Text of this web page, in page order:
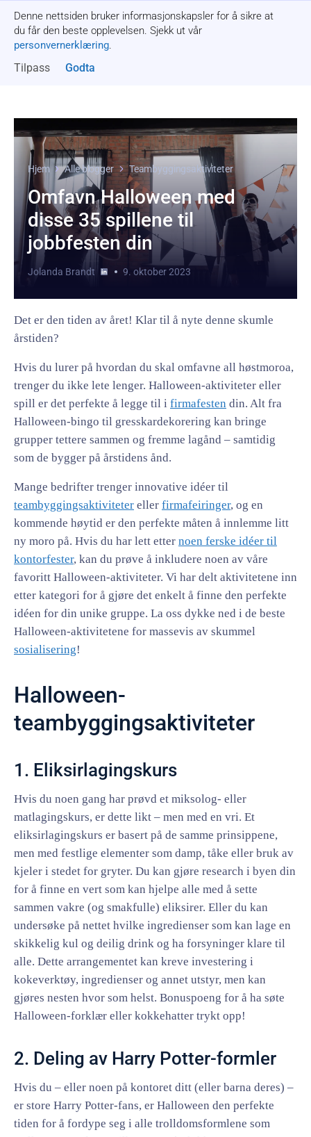
Denne nettsiden bruker informasjonskapsler for å sikre at
du får den beste opplevelsen. Sjekk ut vår
personvernerklæring.
Tilpass Godta
Få et tilbud
Hjem Alle blogger Teambyggingsaktiviteter
Omfavn Halloween med
disse 35 spillene til
jobbfesten din
Jolanda Brandt 9. oktober 2023
Det er den tiden av året! Klar til å nyte denne skumle
årstiden?
Hvis du lurer på hvordan du skal omfavne all høstmoroa,
trenger du ikke lete lenger. Halloween-aktiviteter eller
spill er det perfekte å legge til i firmafesten din. Alt fra
Halloween-bingo til gresskardekorering kan bringe
grupper tettere sammen og fremme lagånd – samtidig
som de bygger på årstidens ånd.
Mange bedrifter trenger innovative idéer til
teambyggingsaktiviteter eller firmafeiringer, og en
kommende høytid er den perfekte måten å innlemme litt
ny moro på. Hvis du har lett etter noen ferske idéer til
kontorfester, kan du prøve å inkludere noen av våre
favoritt Halloween-aktiviteter. Vi har delt aktivitetene inn
etter kategori for å gjøre det enkelt å finne den perfekte
idéen for din unike gruppe. La oss dykke ned i de beste
Halloween-aktivitetene for massevis av skummel
sosialisering!
Halloween-
teambyggingsaktiviteter
1. Eliksirlagingskurs
Hvis du noen gang har prøvd et miksolog- eller
matlagingskurs, er dette likt – men med en vri. Et
eliksirlagingskurs er basert på de samme prinsippene,
men med festlige elementer som damp, tåke eller bruk av
kjeler i stedet for gryter. Du kan gjøre research i byen din
for å finne en vert som kan hjelpe alle med å sette
sammen vakre (og smakfulle) eliksirer. Eller du kan
undersøke på nettet hvilke ingredienser som kan lage en
skikkelig kul og deilig drink og ha forsyninger klare til
alle. Dette arrangementet kan kreve investering i
kokeverktøy, ingredienser og annet utstyr, men kan
gjøres nesten hvor som helst. Bonuspoeng for å ha søte
Halloween-forklær eller kokkehatter trykt opp!
2. Deling av Harry Potter-formler
Hvis du – eller noen på kontoret ditt (eller barna deres) –
er store Harry Potter-fans, er Halloween den perfekte
tiden for å fordype seg i alle trolldomsformlene som